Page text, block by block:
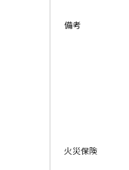
備考
火災保険